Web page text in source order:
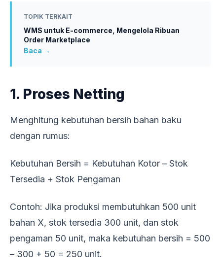
TOPIK TERKAIT
WMS untuk E-commerce, Mengelola Ribuan
Order Marketplace
Baca →
1. Proses Netting
Menghitung kebutuhan bersih bahan baku
dengan rumus:
Kebutuhan Bersih = Kebutuhan Kotor – Stok
Tersedia + Stok Pengaman
Contoh: Jika produksi membutuhkan 500 unit
bahan X, stok tersedia 300 unit, dan stok
pengaman 50 unit, maka kebutuhan bersih = 500
– 300 + 50 = 250 unit.